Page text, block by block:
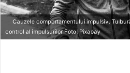
Cauzele comportamentului impulsiv.
control al impulsurilor Foto: Pixabay